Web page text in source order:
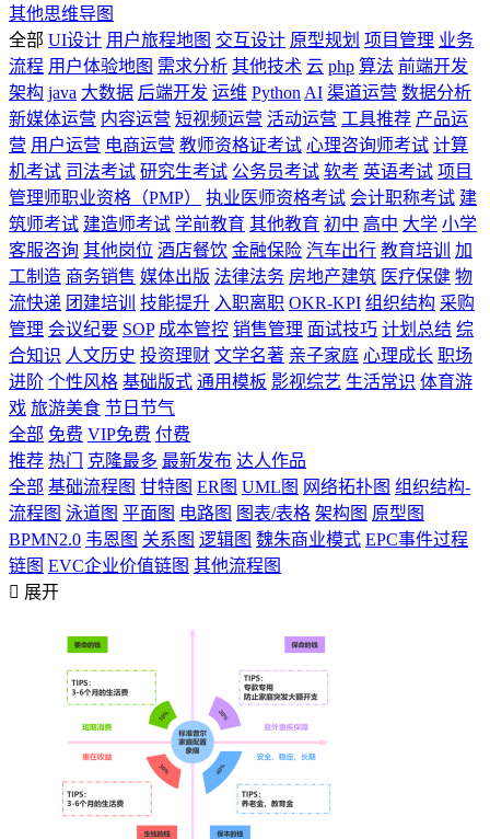
其他思维导图
全部 UI设计 用户旅程地图 交互设计 原型规划 项目管理 业务
流程 用户体验地图 需求分析 其他技术 云 php 算法 前端开发
架构 java 大数据 后端开发 运维 Python AI 渠道运营 数据分析
新媒体运营 内容运营 短视频运营 活动运营 工具推荐 产品运
营 用户运营 电商运营 教师资格证考试 心理咨询师考试 计算
机考试 司法考试 研究生考试 公务员考试 软考 英语考试 项目
管理师职业资格（PMP）
执业医师资格考试 会计职称考试 建
筑师考试 建造师考试 学前教育 其他教育 初中 高中 大学 小学
客服咨询 其他岗位 酒店餐饮 金融保险 汽车出行 教育培训
加
工制造 商务销售 媒体出版 法律法务 房地产建筑 医疗保健 物
流快递 团建培训 技能提升 入职离职 OKR-KPI 组织结构 采购
管理 会议纪要 SOP 成本管控 销售管理 面试技巧 计划总结 综
合知识 人文历史 投资理财 文学名著 亲子家庭 心理成长 职场
进阶 个性风格 基础版式 通用模板 影视综艺 生活常识 体育游
戏 旅游美食 节日节气
全部 免费 VIP免费 付费
推荐 热门 克隆最多 最新发布 达人作品
全部 基础流程图 甘特图 ER图 UML图 网络拓扑图 组织结构-
流程图 泳道图 平面图 电路图 图表/表格 架构图 原型图
BPMN2.0 韦恩图 关系图 逻辑图 魏朱商业模式 EPC事件过程
链图 EVC企业价值链图 其他流程图
 展开